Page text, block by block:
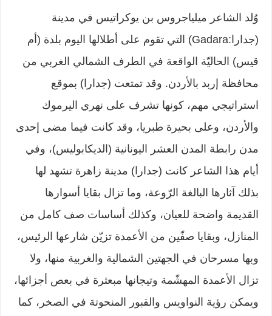
وُلد الشاعر ميلياجروس بن يوكراتيس في مدينة
(جدارا:‏Gadara‏) التي تقوم على ‏أطلالها اليوم بلدة (أم
قيس) الحاليّة الواقعة في الطرف الشمالي الغربي من
محافظة ‏إربد بالأردن. وقد تمتعت (جدارا) بموقع
استراتيجي مهم، كونها تشرف على نهري ‏اليرموك
والأردن، وعلى بحيرة طبريا، وقد كانت فيما مضى إحدى
مدن رابطة المدن ‏العشر اليونانية (الديكابوليس)، وفي
أيام هذا الشاعر كانت (جدارا) مدينة زاهرة تشهد ‏لها
بذلك آثارها البالغة الرّوعة، وما تزال بقايا أسوارها
القديمة واضحة للعيان، وكذلك ‏أساسات صف كامل من
المنازل، وبقايا صفّين من الأعمدة تزيّن شارعها الرئيس،
‏وبها مسرحان في الجهتين الشمالية والغربية منها، ولا
تزال الأعمدة المهشّمة وتيجانها ‏مبعثرة في بعص أجزائها،
ويمكن رؤية النواويس والقبور المنحوتة في الصخر، كما